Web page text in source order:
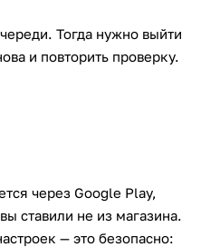
Тогда нужно выйти
и повторить проверку.
через Google Play,
ставили не из магазина.
— это безопасно: